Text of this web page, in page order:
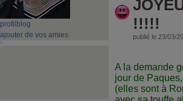
profil blog
ajouter de vos amies
!!!!!
publié le 23/03/
A la demande
jour de
(elles sont à